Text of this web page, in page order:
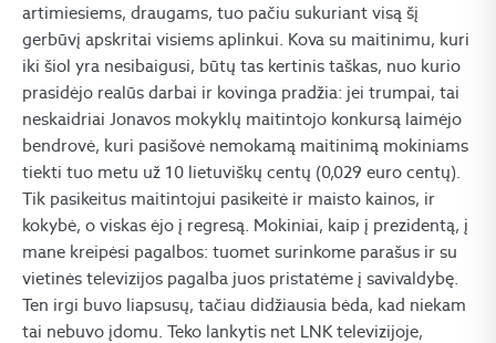
artimiesiems, draugams, tuo pačiu sukuriant visą šį
gerbūvį apskritai visiems aplinkui. Kova su maitinimu, kuri
iki šiol yra nesibaigusi, būtų tas kertinis taškas, nuo kurio
prasidėjo realūs darbai ir kovinga pradžia: jei trumpai, tai
neskaidriai Jonavos mokyklų maitintojo konkursą laimėjo
bendrovė, kuri pasišovė nemokamą maitinimą mokiniams
tiekti tuo metu už 10 lietuviškų centų (0,029 euro centų).
Tik pasikeitus maitintojui pasikeitė ir maisto kainos, ir
kokybė, o viskas ėjo į regresą. Mokiniai, kaip į prezidentą, į
mane kreipėsi pagalbos: tuomet surinkome parašus ir su
vietinės televizijos pagalba juos pristatėme į savivaldybę.
Ten irgi buvo liapsusų, tačiau didžiausia bėda, kad niekam
tai nebuvo įdomu. Teko lankytis net LNK televizijoje,